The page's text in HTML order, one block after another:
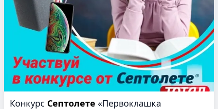
Конкурс Септолете «Первоклашка